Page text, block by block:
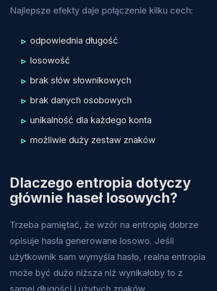
Najlepsze efekty daje połączenie kilku cech:
odpowiednia długość
losowość
brak słów słownikowych
brak danych osobowych
unikalność dla każdego konta
możliwie duży zestaw znaków
Dlaczego entropia dotyczy
głównie haseł losowych?
Trzeba pamiętać, że wzór na entropię dobrze
opisuje hasła generowane losowo. Jeśli
użytkownik sam wymyśla hasło, realna entropia
może być dużo niższa niż wynikałoby to z
samej długości i użytych znaków.